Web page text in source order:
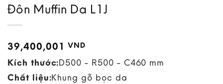
Đôn Muffin Da L1J
39,400,001VND
Kích thước:D500 - R500 - C460 mm
Chất liệu:Khung gỗ bọc da